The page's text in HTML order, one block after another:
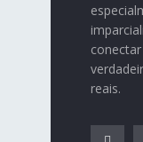
reais.